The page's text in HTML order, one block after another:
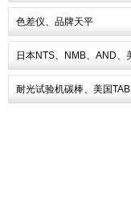
色差仪、品牌天平
日本NTS、NMB、AND、
耐光试验机碳棒、美国